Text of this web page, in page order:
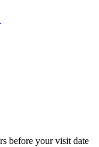
before your visit date